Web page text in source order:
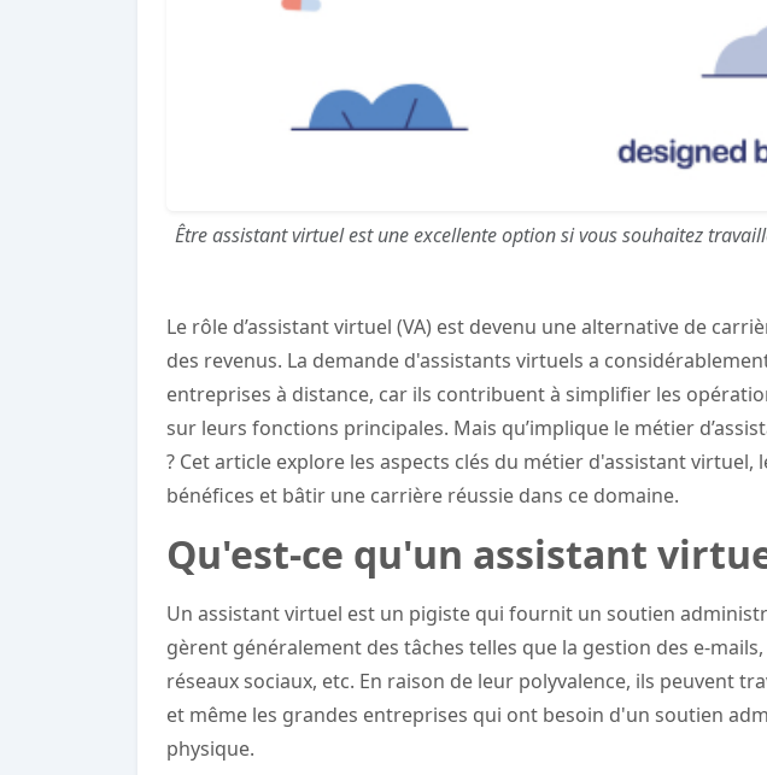
Être assistant virtuel est une excellente option si vous souhaitez
Le rôle d’assistant virtuel (VA) est devenu une alternative de
des revenus. La demande d'assistants virtuels a
entreprises à distance, car ils contribuent à simplifier les
sur leurs fonctions principales. Mais qu’implique le métier
? Cet article explore les aspects clés du métier d'assistant
bénéfices et bâtir une carrière réussie dans ce domaine.
Qu'est-ce qu'un assistant
Un assistant virtuel est un pigiste qui fournit un soutien
gèrent généralement des tâches telles que la gestion des e-
réseaux sociaux, etc. En raison de leur polyvalence, ils peuvent
et même les grandes entreprises qui ont besoin d'un soutien
physique.